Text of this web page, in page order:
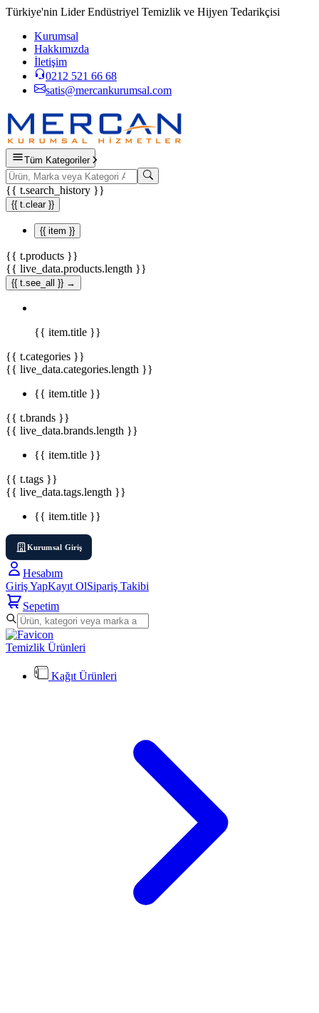
Türkiye'nin Lider Endüstriyel Temizlik ve Hijyen Tedarikçisi
Kurumsal
Hakkımızda
İletişim
0212 521 66 68
satis@mercankurumsal.com
Tüm Kategoriler
{{ t.search_history }}
{{ t.clear }}
{{ item }}
{{ t.products }}
{{ live_data.products.length }}
{{ t.see_all }} →
{{ item.title }}
{{ t.categories }}
{{ live_data.categories.length }}
{{ item.title }}
{{ t.brands }}
{{ live_data.brands.length }}
{{ item.title }}
{{ t.tags }}
{{ live_data.tags.length }}
{{ item.title }}
Kurumsal Giriş
Hesabım
Giriş YapKayıt OlSipariş Takibi
Sepetim
Temizlik Ürünleri
Kağıt Ürünleri